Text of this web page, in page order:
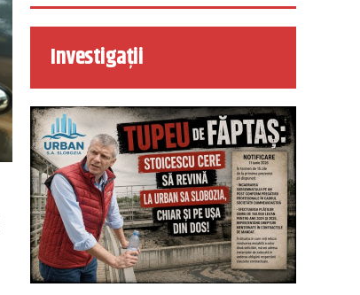
Investigații